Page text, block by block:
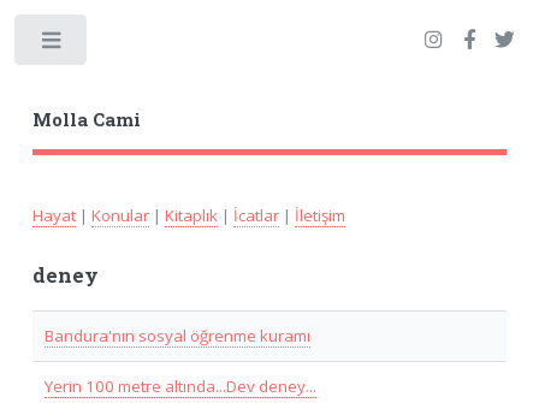
Molla Cami
Hayat| Konular| Kitaplık| İcatlar| İletişim
deney
Bandura'nın sosyal öğrenme kuramı
Yerin 100 metre altında...Dev deney...